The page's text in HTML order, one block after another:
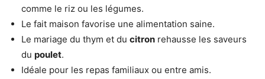
comme le riz ou les légumes.
Le fait maison favorise une alimentation saine.
Le mariage du thym et du citron rehausse les saveurs
du poulet.
Idéale pour les repas familiaux ou entre amis.